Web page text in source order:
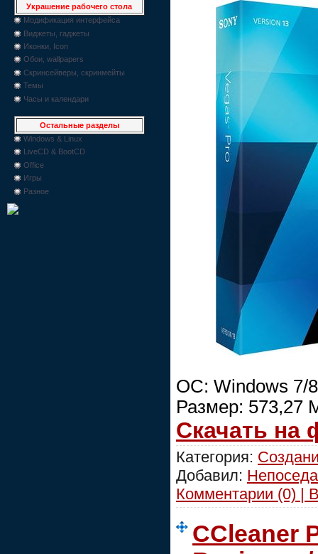
Украшение рабочего стола
Модификация интерфейса
Виджеты, гаджеты
Иконки, Icon
Обои, wallpapers
Скринсейверы, скринмейты
Темы
Часы и календари
Остальные разделы
Windows & Linux
LiveCD & BootCD
Office
Игры
Разное
ОС: Windows 7/
Размер: 573,27
Скачать на
Категория:
Добавил: Непоседа
Комментарии (0) |
CCleaner